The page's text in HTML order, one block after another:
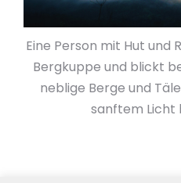
Eine Person mit Hut und
Bergkuppe und blickt
neblige Berge und
sanftem Licht